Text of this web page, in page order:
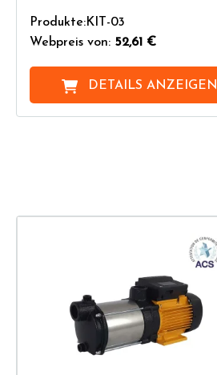
Produkte:KIT-03
Webpreis von: 52,61 €
DETAILS ANZEIGEN